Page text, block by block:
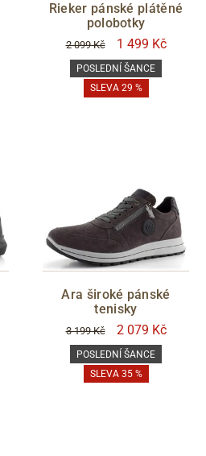
Rieker pánské plátěné
polobotky
2 099 Kč 1 499 Kč
POSLEDNÍ ŠANCE
SLEVA 29 %
Ara široké pánské
tenisky
3 199 Kč 2 079 Kč
POSLEDNÍ ŠANCE
SLEVA 35 %